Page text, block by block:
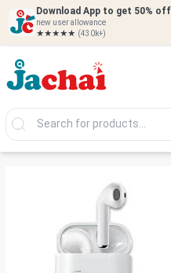
Download App to get 50% off
new user allowance
★★★★★ (430k+)